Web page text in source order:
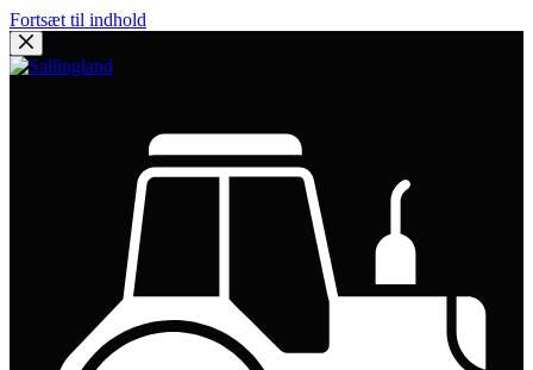
Fortsæt til indhold